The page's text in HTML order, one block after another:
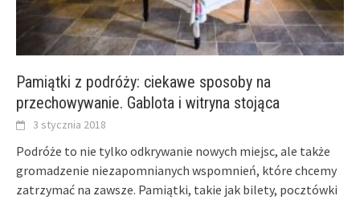
Pamiątki z podróży: ciekawe sposoby na
przechowywanie. Gablota i witryna stojąca
3 stycznia 2018
Podróże to nie tylko odkrywanie nowych miejsc, ale także
gromadzenie niezapomnianych wspomnień, które chcemy
zatrzymać na zawsze. Pamiątki, takie jak bilety, pocztówki